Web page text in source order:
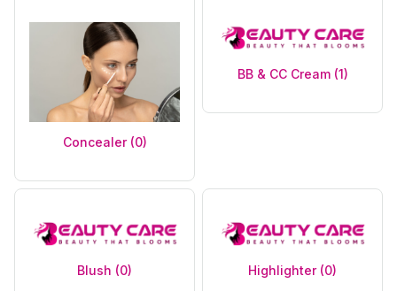
Concealer (0)
BB & CC Cream (1)
Blush (0) Highlighter (0)